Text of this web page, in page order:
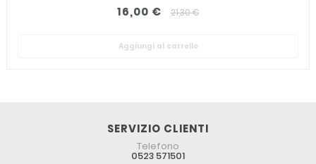
16,00 € 21,30 €
Aggiungi al carrello
SERVIZIO CLIENTI
Telefono
0523 571501